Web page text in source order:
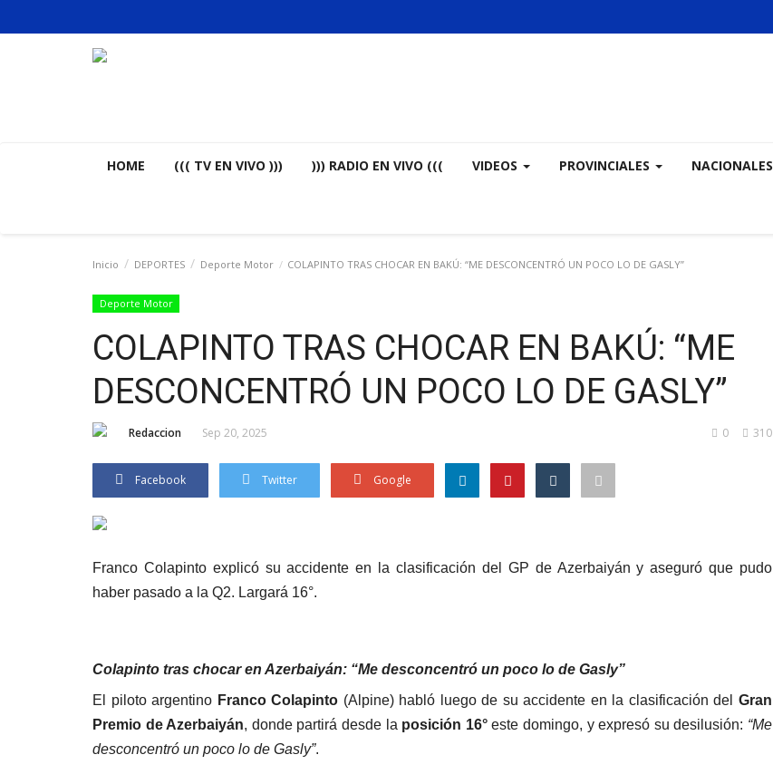
HOME ((( TV EN VIVO ))) ))) RADIO EN VIVO ((( VIDEOS PROVINCIALES NACIONALES
Inicio DEPORTES Deporte Motor COLAPINTO TRAS CHOCAR EN BAKÚ: “ME DESCONCENTRÓ UN POCO LO DE GASLY”
Deporte Motor
COLAPINTO TRAS CHOCAR EN BAKÚ: “ME
DESCONCENTRÓ UN POCO LO DE GASLY”
Redaccion Sep 20, 2025 310
0
Facebook Twitter Google
Franco Colapinto explicó su accidente en la clasificación del GP de Azerbaiyán y aseguró que pudo
haber pasado a la Q2. Largará 16°.
Colapinto tras chocar en Azerbaiyán: “Me desconcentró un poco lo de Gasly”
El piloto argentino Franco Colapinto (Alpine) habló luego de su accidente en la clasificación delGran
Premio de Azerbaiyán, donde partirá desde la posición 16°este domingo, y expresó su desilusión: “Me
desconcentró un poco lo de Gasly”.